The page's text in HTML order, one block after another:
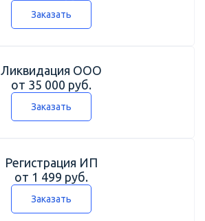
Заказать
Ликвидация ООО
от 35 000 руб.
Заказать
Регистрация ИП
от 1 499 руб.
Заказать